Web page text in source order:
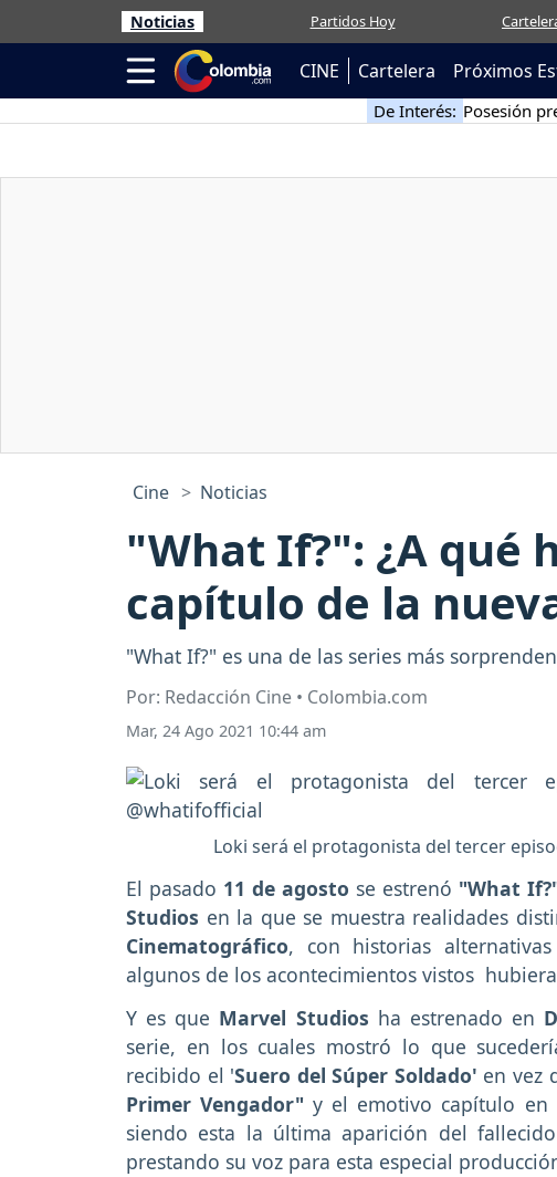
Noticias Partidos Hoy
CINE Cartelera Próximos
De Interés: Posesión
Cine Noticias
"What If?": ¿A qué
capítulo de la
"What If?" es una de las series más
Por: Redacción Cine • Colombia.com
Mar, 24 Ago 2021 10:44 am
Loki será el protagonista del tercer
El pasado 11 de agosto se estrenó "What
Studios en la que se muestra realidades
Cinematográfico, con historias
algunos de los acontecimientos vistos
Y es que Marvel Studios ha estrenado en
serie, en los cuales mostró lo que
recibido el 'Suero del Súper Soldado' en vez
Primer Vengador"y el emotivo capítulo en
siendo esta la última aparición del
prestando su voz para esta especial